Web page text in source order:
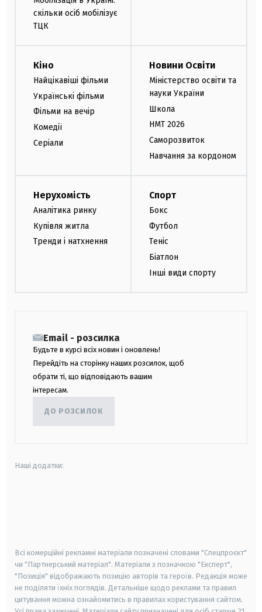
скільки осіб мобілізує
ТЦК
Кіно
Найцікавіші фільми
Українські фільми
Фільми на вечір
Комедії
Серіали
Новини Освіти
Міністерство освіти та
науки України
Школа
НМТ 2026
Саморозвиток
Навчання за кордоном
Нерухомість
Аналітика ринку
Купівля житла
Тренди і натхнення
Спорт
Бокс
Футбол
Теніс
Біатлон
Інші види спорту
Email - розсилка
Будьте в курсі всіх новин і оновлень!
Перейдіть на сторінку наших розсилок, щоб
обрати ті, що відповідають вашим
інтересам.
ДО РОЗСИЛОК
Наші додатки:
Всі комерційні рекламні матеріали позначені словами "Спецпроєкт"
чи "Партнерський матеріал". Матеріали з позначкою "Експерт",
"Позиція" відображають позицію авторів та героїв. Редакція може
не поділяти їхніх поглядів. Детальніше щодо реклами та правил
цитування можна ознайомитись в правилах користування сайтом.